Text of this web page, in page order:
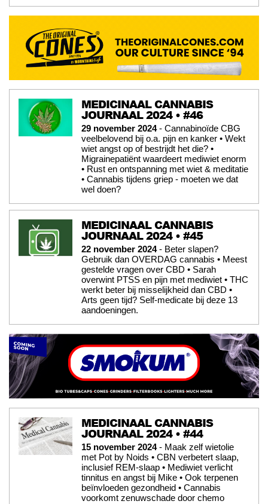
MEDICINAAL CANNABIS
JOURNAAL 2024 • #46
29 november 2024- Cannabinoïde CBG
veelbelovend bij o.a. pijn en kanker • Wekt
wiet angst op of bestrijdt het die? •
Migrainepatiënt waardeert mediwiet enorm
• Rust en ontspanning met wiet & meditatie
• Cannabis tijdens griep - moeten we dat
wel doen?
MEDICINAAL CANNABIS
JOURNAAL 2024 • #45
22 november 2024- Beter slapen?
Gebruik dan OVERDAG cannabis • Meest
gestelde vragen over CBD • Sarah
overwint PTSS en pijn met mediwiet • THC
werkt beter bij misselijkheid dan CBD •
Arts geen tijd? Self-medicate bij deze 13
aandoeningen.
MEDICINAAL CANNABIS
JOURNAAL 2024 • #44
15 november 2024- Maak zelf wietolie
met Pot by Noids • CBN verbetert slaap,
inclusief REM-slaap • Mediwiet verlicht
tinnitus en angst bij Mike • Ook terpenen
beïnvloeden gezondheid • Cannabis
voorkomt zenuwschade door chemo